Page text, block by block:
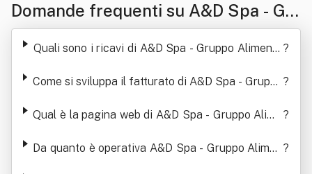
Domande frequenti su A&D Spa - Gr
uppo Alimentare E Dietetico
Quali sono i ricavi di A&D Spa - Gruppo Alimenta ?
Come si sviluppa il fatturato di A&D Spa - Gruppo ?
Qual è la pagina web di A&D Spa - Gruppo Alime ?
Da quanto è operativa A&D Spa - Gruppo Alimen ?